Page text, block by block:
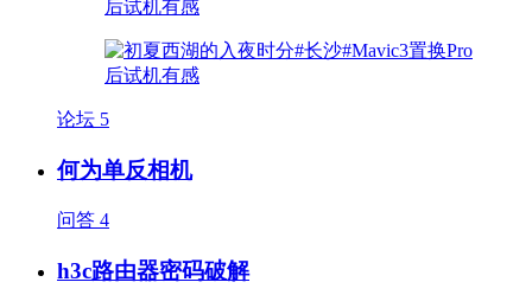
论坛 5
何为单反相机
问答 4
h3c路由器密码破解